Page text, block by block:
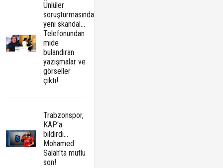
Ünlüler
soruşturmasında
yeni skandal...
Telefonundan
mide
bulandıran
yazışmalar ve
görseller
çıktı!
Trabzonspor,
KAP'a
bildirdi...
Mohamed
Salah'ta mutlu
son!